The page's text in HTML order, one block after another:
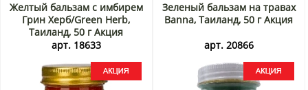
Желтый бальзам с имбирем
Грин Херб/Green Herb,
Таиланд, 50 г Акция
арт. 18633
Зеленый бальзам на травах
Banna, Таиланд, 50 г Акция
арт. 20866